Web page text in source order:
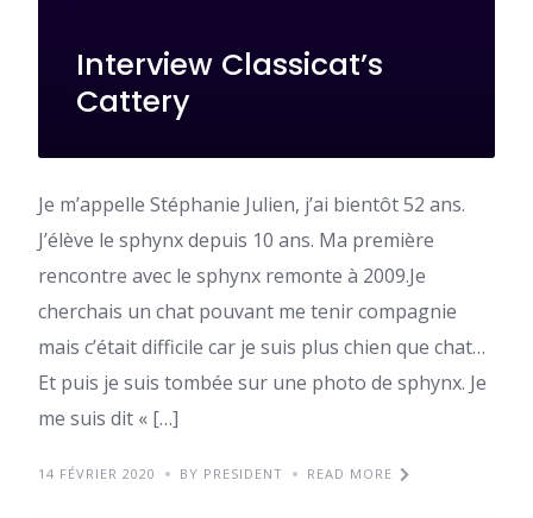
Interview Classicat’s
Cattery
Je m’appelle Stéphanie Julien, j’ai bientôt 52 ans.
J’élève le sphynx depuis 10 ans. Ma première
rencontre avec le sphynx remonte à 2009.Je
cherchais un chat pouvant me tenir compagnie
mais c’était difficile car je suis plus chien que chat…
Et puis je suis tombée sur une photo de sphynx. Je
me suis dit « […]
14 FÉVRIER 2020 BY PRESIDENT READ MORE